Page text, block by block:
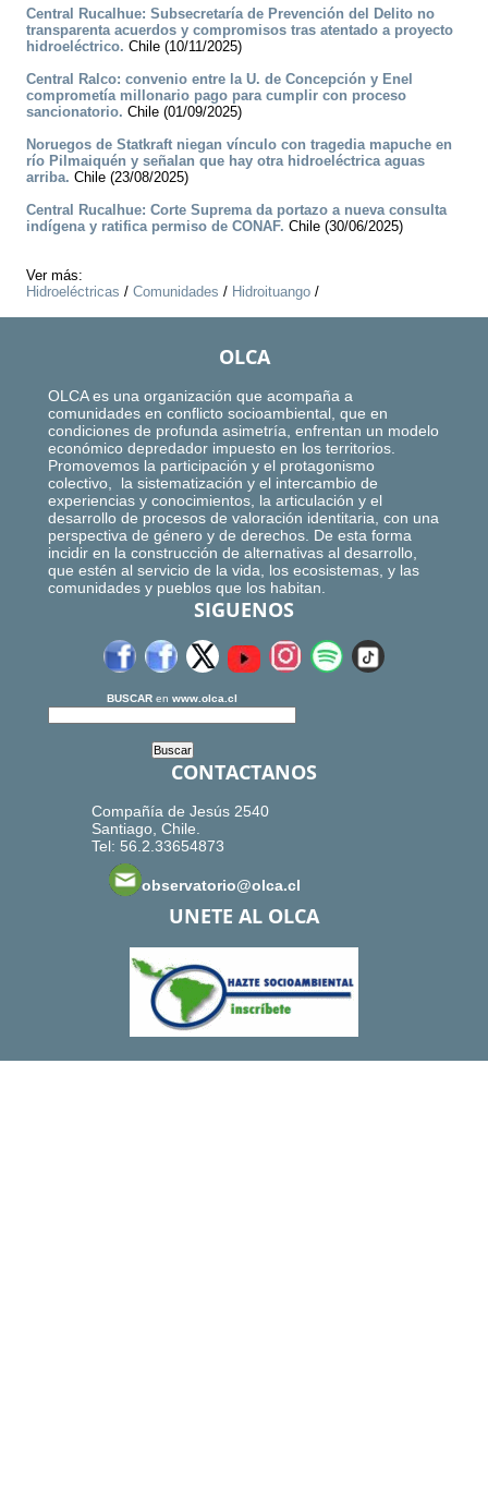
Central Rucalhue: Subsecretaría de Prevención del Delito no
transparenta acuerdos y compromisos tras atentado a proyecto
hidroeléctrico. Chile (10/11/2025)
Central Ralco: convenio entre la U. de Concepción y Enel
comprometía millonario pago para cumplir con proceso
sancionatorio. Chile (01/09/2025)
Noruegos de Statkraft niegan vínculo con tragedia mapuche en
río Pilmaiquén y señalan que hay otra hidroeléctrica aguas
arriba. Chile (23/08/2025)
Central Rucalhue: Corte Suprema da portazo a nueva consulta
indígena y ratifica permiso de CONAF. Chile (30/06/2025)
Ver más:
Hidroeléctricas / Comunidades / Hidroituango /
OLCA
OLCA es una organización que acompaña a
comunidades en conflicto socioambiental, que en
condiciones de profunda asimetría, enfrentan un modelo
económico depredador impuesto en los territorios.
Promovemos la participación y el protagonismo
colectivo, la sistematización y el intercambio de
experiencias y conocimientos, la articulación y el
desarrollo de procesos de valoración identitaria, con una
perspectiva de género y de derechos. De esta forma
incidir en la construcción de alternativas al desarrollo,
que estén al servicio de la vida, los ecosistemas, y las
comunidades y pueblos que los habitan.
SIGUENOS
BUSCAR en www.olca.cl
CONTACTANOS
Compañía de Jesús 2540
Santiago, Chile.
Tel: 56.2.33654873
observatorio@olca.cl
UNETE AL OLCA